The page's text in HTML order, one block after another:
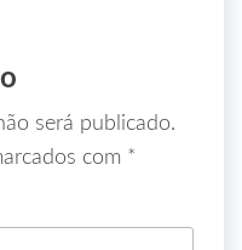
será publicado.
com *